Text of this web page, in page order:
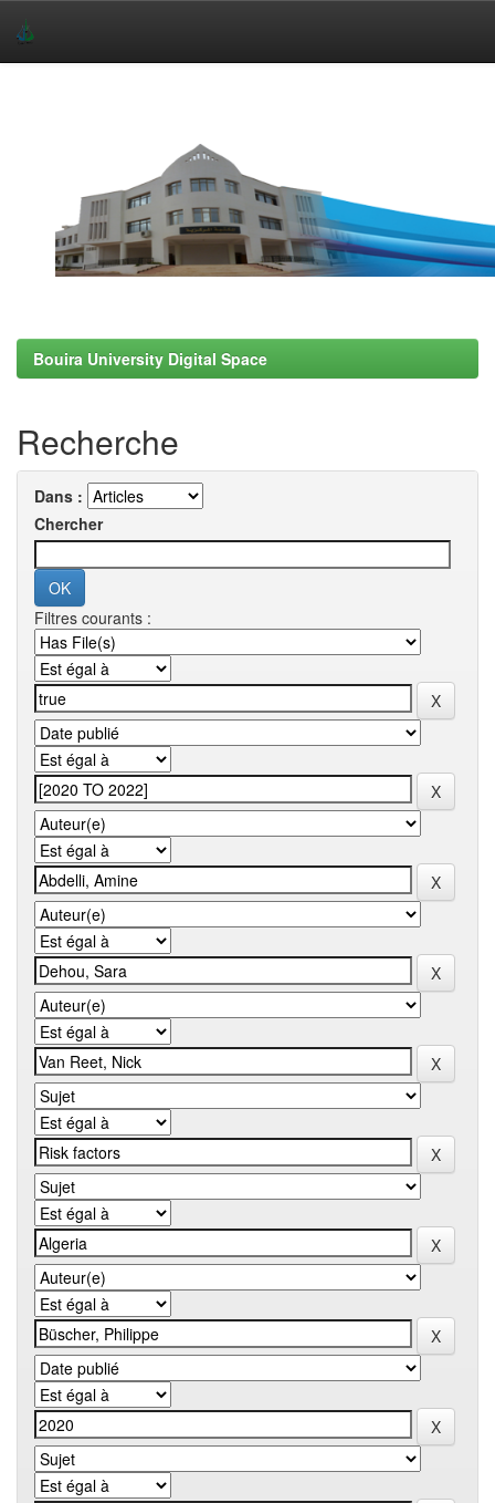
Bouira University Digital Space
Recherche
Dans :
Chercher
Filtres courants :